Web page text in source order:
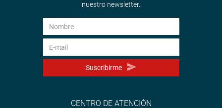
nuestro newsletter.
Suscribirme
CENTRO DE ATENCIÓN